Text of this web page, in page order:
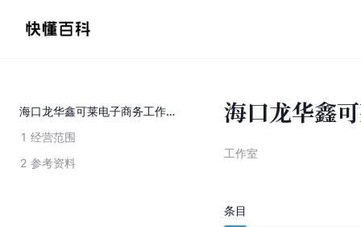
海口龙华鑫可莱电子商务工作室
1 经营范围
2 参考资料
海口龙华鑫
工作室
条目